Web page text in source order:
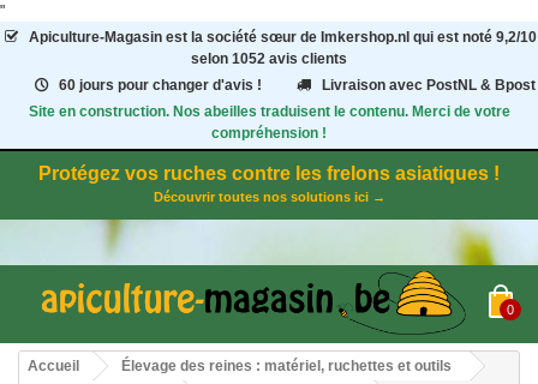
"
Apiculture-Magasinest la société sœur de Imkershop.nl qui est noté 9,2/10
selon 1052 avis clients
60 jours pour changer d'avis !
Livraison avec PostNL & Bpost
Site en construction. Nos abeilles traduisent le contenu. Merci de votre
compréhension !
Protégez vos ruches contre les frelons asiatiques !
Découvrir toutes nos solutions ici →
0
Accueil
Élevage des reines : matériel, ruchettes et outils